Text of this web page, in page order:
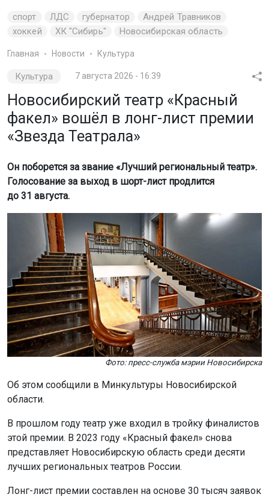
спорт ЛДС губернатор
Андрей Травников
хоккей
ХК "Сибирь" Новосибирская область
Главная Новости Культура
Культура 7 августа 2026 - 16:39
Новосибирский театр «Красный
факел» вошёл в лонг-лист премии
«Звезда Театрала»
Он поборется за звание «Лучший региональный театр».
Голосование за выход в шорт-лист продлится
до 31 августа.
Фото: пресс-служба мэрии Новосибирска
Об этом сообщили в Минкультуры Новосибирской
области.
В прошлом году театр уже входил в тройку финалистов
этой премии. В 2023 году «Красный факел» снова
представляет Новосибирскую область среди десяти
лучших региональных театров России.
Лонг-лист премии составлен на основе 30 тысяч заявок